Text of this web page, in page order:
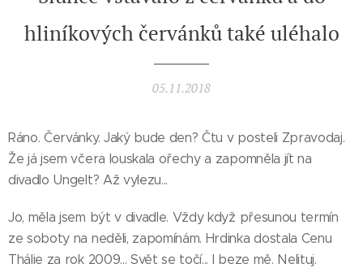
hliníkových červánků také uléhalo
05.11.2018
Ráno. Červánky. Jaký bude den? Čtu v posteli Zpravodaj.
Že já jsem včera louskala ořechy a zapomněla jít na
divadlo Ungelt? Až vylezu...
Jo, měla jsem být v divadle. Vždy když přesunou termín
ze soboty na neděli, zapomínám. Hrdinka dostala Cenu
Thálie za rok 2009... Svět se točí... I beze mě. Nelituj.
Máte
taky